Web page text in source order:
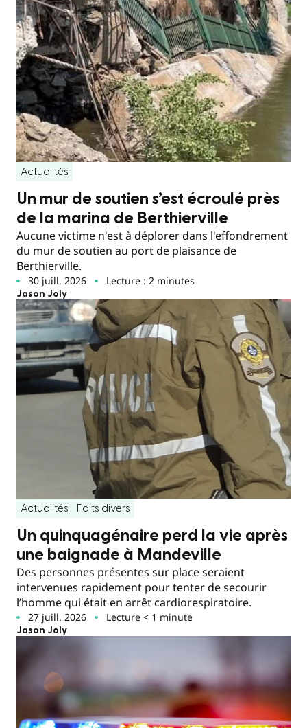
Actualités
Un mur de soutien s’est écroulé près
de la marina de Berthierville
Aucune victime n'est à déplorer dans l'effondrement
du mur de soutien au port de plaisance de
Berthierville.
30 juill. 2026 Lecture : 2 minutes
Jason Joly
Actualités Faits divers
Un quinquagénaire perd la vie après
une baignade à Mandeville
Des personnes présentes sur place seraient
intervenues rapidement pour tenter de secourir
l’homme qui était en arrêt cardiorespiratoire.
27 juill. 2026 Lecture < 1 minute
Jason Joly